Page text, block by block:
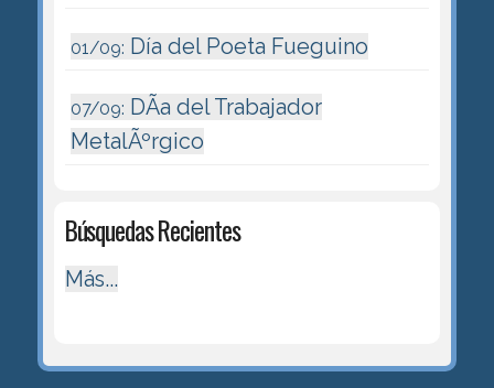
01/09: Día del Poeta Fueguino
07/09: DÃ­a del Trabajador
MetalÃºrgico
Búsquedas Recientes
Más...